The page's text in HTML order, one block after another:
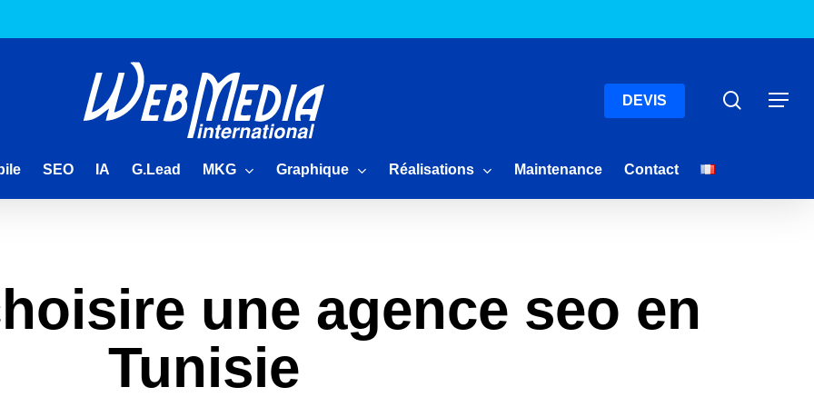
DEVIS Menu
SEO IA G.Lead MKG Graphique Réalisations Maintenance Contact
une agence seo en
Tunisie